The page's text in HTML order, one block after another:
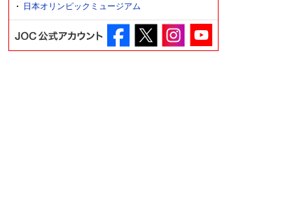
日本オリンピックミュージアム